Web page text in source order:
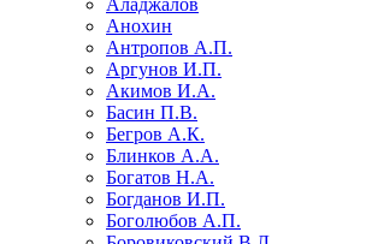
Аладжалов
Анохин
Антропов А.П.
Аргунов И.П.
Акимов И.А.
Басин П.В.
Бегров А.К.
Блинков А.А.
Богатов Н.А.
Богданов И.П.
Боголюбов А.П.